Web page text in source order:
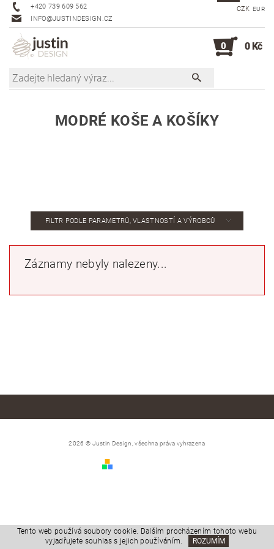
+420 739 609 562
INFO@JUSTINDESIGN.CZ
CZK EUR
0 0 Kč
MODRÉ KOŠE A KOŠÍKY
FILTR PODLE PARAMETRŮ, VLASTNOSTÍ A VÝROBCŮ
Záznamy nebyly nalezeny...
2026 © Justin Design, všechna práva vyhrazena
Tento web používá soubory cookie. Dalším procházením tohoto webu
vyjadřujete souhlas s jejich používáním.
ROZUMÍM